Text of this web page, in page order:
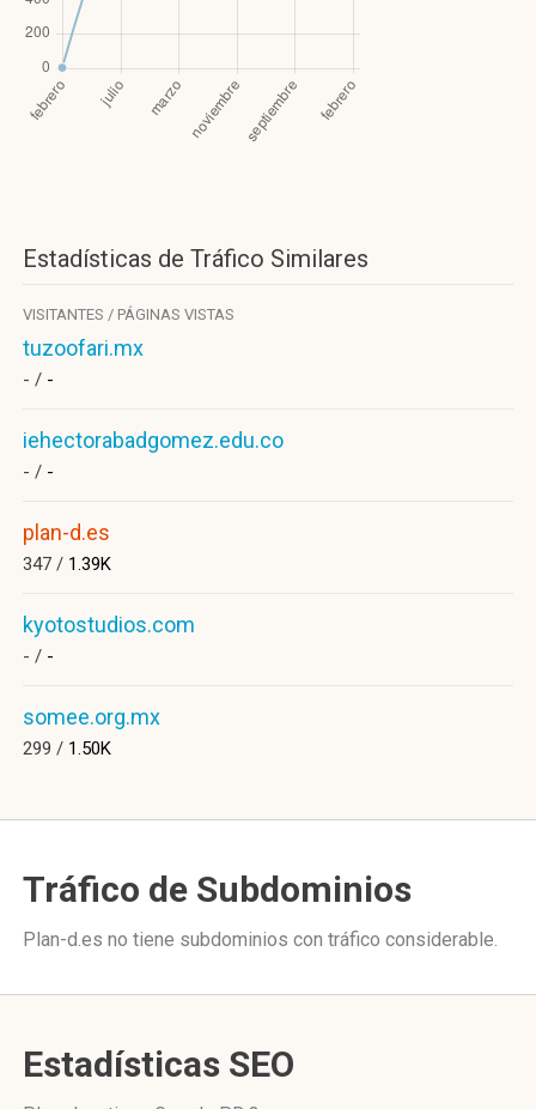
Estadísticas de Tráfico Similares
VISITANTES / PÁGINAS VISTAS
tuzoofari.mx
- / -
iehectorabadgomez.edu.co
- / -
plan-d.es
347 / 1.39K
kyotostudios.com
- / -
somee.org.mx
299 / 1.50K
Tráfico de Subdominios
Plan-d.es no tiene subdominios con tráfico considerable.
Estadísticas SEO